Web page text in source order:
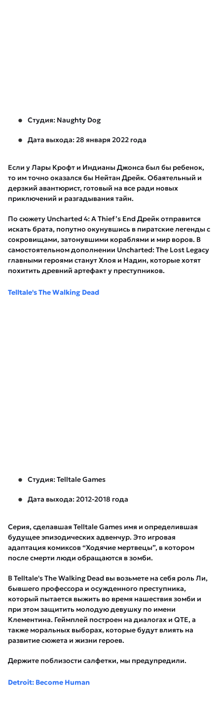
Студия: Naughty Dog
Дата выхода: 28 января 2022 года
Если у Лары Крофт и Индианы Джонса был бы ребенок,
то им точно оказался бы Нейтан Дрейк. Обаятельный и
дерзкий авантюрист, готовый на все ради новых
приключений и разгадывания тайн.
По сюжету Uncharted 4: A Thief’s End Дрейк отправится
искать брата, попутно окунувшись в пиратские легенды с
сокровищами, затонувшими кораблями и мир воров. В
самостоятельном дополнении Uncharted: The Lost Legacy
главными героями станут Хлоя и Надин, которые хотят
похитить древний артефакт у преступников.
Telltale's The Walking Dead
Студия: Telltale Games
Дата выхода: 2012-2018 года
Серия, сделавшая Telltale Games имя и определившая
будущее эпизодических адвенчур. Это игровая
адаптация комиксов “Ходячие мертвецы”, в котором
после смерти люди обращаются в зомби.
В Telltale's The Walking Dead вы возьмете на себя роль Ли,
бывшего профессора и осужденного преступника,
который пытается выжить во время нашествия зомби и
при этом защитить молодую девушку по имени
Клементина. Геймплей построен на диалогах и QTE, а
также моральных выборах, которые будут влиять на
развитие сюжета и жизни героев.
Держите поблизости салфетки, мы предупредили.
Detroit: Become Human